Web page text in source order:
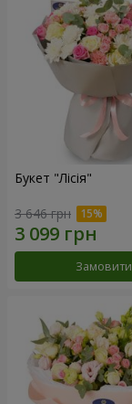
Букет "Лісія"
3 646 грн
Замовити